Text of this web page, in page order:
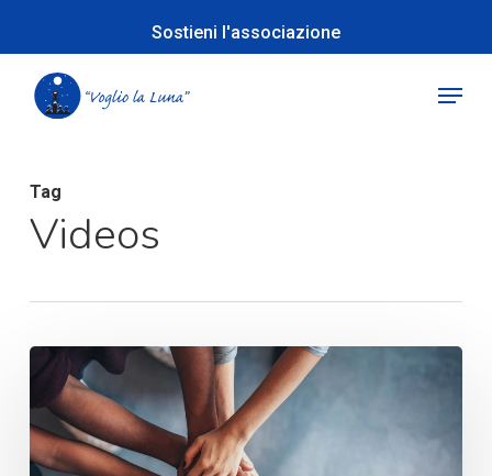
to
main
content
Sostieni l'associazione
Menu
Tag
Videos
rete
di
collaborazione
Menu